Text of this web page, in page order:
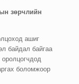
зөрчлийн
ашиг
байдал байгаа
оролцогчдод
боломжоор